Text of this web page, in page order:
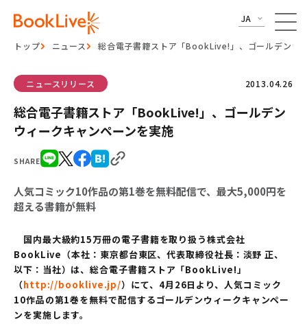
JA
トップ ニュース 総合電子書籍ストア「BookLive!」、ゴールデンウ
SHARE
ニュースリリース 2013.04.26
総合電子書籍ストア「BookLive!」、ゴールデン
ウィークキャンペーンを実施
人気コミック10作品の第1巻を無料配信で、最大5,000円を
超える書籍が無料
国内最大級約15万冊の電子書籍を取り扱う株式会社
BookLive（本社：東京都台東区、代表取締役社長：淡野 正、
以下：当社）は、総合電子書籍ストア「BookLive!」
（http://booklive.jp/）にて、4月26日より、人気コミック
10作品の第1巻を無料で配信するゴールデンウィークキャンペー
ンを実施します。